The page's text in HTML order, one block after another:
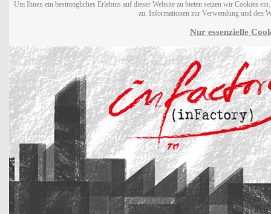
Um Ihnen ein bestmögliches Erlebnis auf dieser Website zu bieten setzen wir Cookies
zu. Informationen zur Verwendung und den
Nur essenzielle